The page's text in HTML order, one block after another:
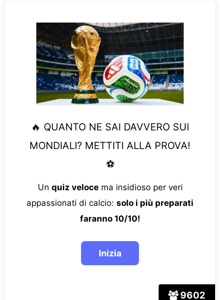
9602
🔥 QUANTO NE SAI DAVVERO SUI
MONDIALI? METTITI ALLA PROVA!
⚽
Un quiz velocema insidioso per veri
appassionati di calcio: solo i più preparati
faranno 10/10!